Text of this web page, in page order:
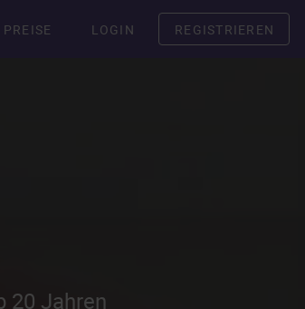
PREISE LOGIN REGISTRIEREN
20 Jahren